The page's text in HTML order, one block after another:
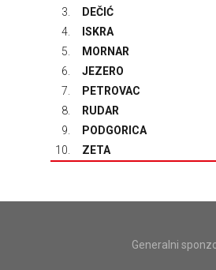
3.
DEČIĆ
4.
ISKRA
5.
MORNAR
6.
JEZERO
7.
PETROVAC
8.
RUDAR
9.
PODGORICA
10.
ZETA
Generalni